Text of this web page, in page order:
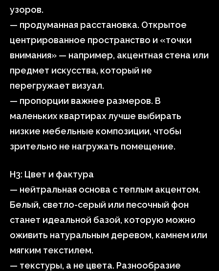
узоров.
— продуманная расстановка. Открытое
центрированное пространство и «точки
внимания» — например, акцентная стена или
предмет искусства, который не
перегружает визуал.
— пропорции важнее размеров. В
маленьких квартирах лучше выбирать
низкие мебельные композиции, чтобы
зрительно не нагружать помещение.
H3: Цвет и фактура
— нейтральная основа с теплым акцентом.
Белый, светло-серый или песочный фон
станет идеальной базой, которую можно
оживить натуральным деревом, камнем или
мягким текстилем.
— текстуры, а не цвета. Разнообразие